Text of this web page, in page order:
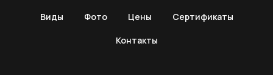
Виды Фото Цены Сертификаты
Контакты